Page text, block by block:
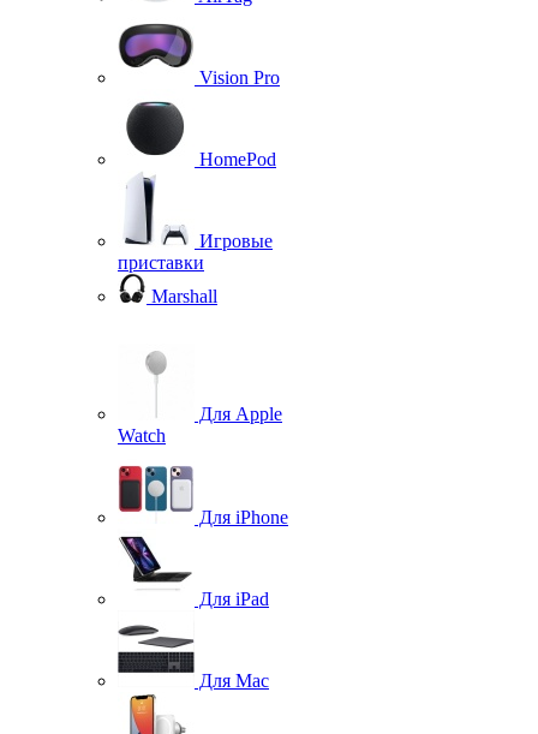
Vision Pro
HomePod
Игровые
приставки
Marshall
Для Apple
Watch
Для iPhone
Для iPad
Для Mac